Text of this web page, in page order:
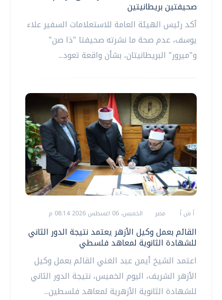
صحيفتين بريطانيتين
أكد رئيس الهيئة العامة للاستعلامات السفير علاء
يوسف، عدم صحة ما نشرته صحيفتا "ذا صن"
و"ميرور" البريطانيتان، بشأن واقعة تعود...
أ ش أ مصر الخميس، 06 اغسطس 2026 08:14 م
القائم بعمل وكيل الأزهر يعتمد نتيجة الدور الثاني
للشهادة الثانوية لمعاهد فلسطي
اعتمد الشيخ أيمن عبد الغني القائم بعمل وكيل
الأزهر الشريف، اليوم الخميس، نتيجة الدور الثاني
للشهادة الثانوية الأزهرية لمعاهد فلسطين...